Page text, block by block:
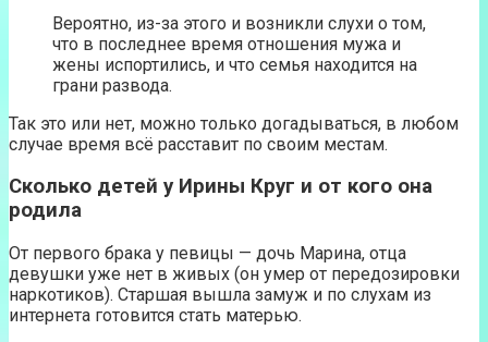
Вероятно, из-за этого и возникли слухи о том,
что в последнее время отношения мужа и
жены испортились, и что семья находится на
грани развода.
Так это или нет, можно только догадываться, в любом
случае время всё расставит по своим местам.
Сколько детей у Ирины Круг и от кого она
родила
От первого брака у певицы — дочь Марина, отца
девушки уже нет в живых (он умер от передозировки
наркотиков). Старшая вышла замуж и по слухам из
интернета готовится стать матерью.